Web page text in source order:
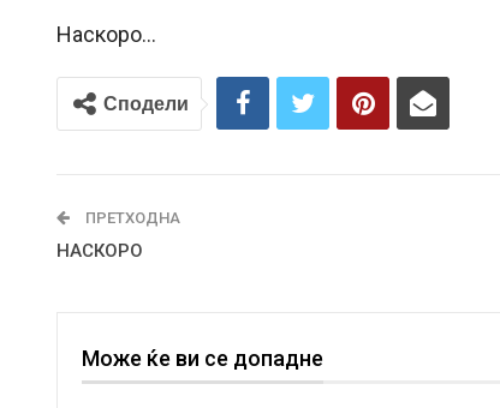
Наскоро…
Сподели
ПРЕТХОДНА
НАСКОРО
Може ќе ви се допадне